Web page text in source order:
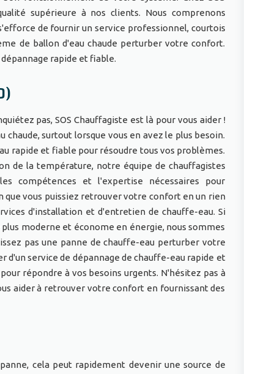
supérieure à nos clients. Nous comprenons
de fournir un service professionnel, courtois
de ballon d'eau chaude perturber votre confort.
rapide et fiable.
pas, SOS Chauffagiste est là pour vous aider !
surtout lorsque vous en avez le plus besoin.
rapide et fiable pour résoudre tous vos problèmes.
de la température, notre équipe de chauffagistes
compétences et l'expertise nécessaires pour
vous puissiez retrouver votre confort en un rien
d'installation et d'entretien de chauffe-eau. Si
moderne et économe en énergie, nous sommes
pas une panne de chauffe-eau perturber votre
d'un service de dépannage de chauffe-eau rapide et
répondre à vos besoins urgents. N'hésitez pas à
aider à retrouver votre confort en fournissant des
cela peut rapidement devenir une source de